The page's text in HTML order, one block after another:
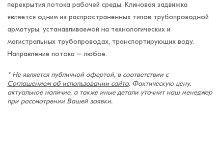
перекрытия потока рабочей среды. Клиновая задвижка
является одним из распространенных типов трубопроводной
арматуры, устанавливаемой на технологических и
магистральных трубопроводах, транспортирующих воду.
Направление потока – любое.
* Не является публичной офертой, в соответствии с
Соглашением об использовании сайта. Фактическую цену,
актуальное наличие, а также иные детали уточнит наш менеджер
при рассмотрении Вашей заявки.